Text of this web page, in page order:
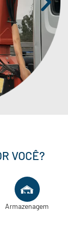
VOCÊ?
Armazenagem